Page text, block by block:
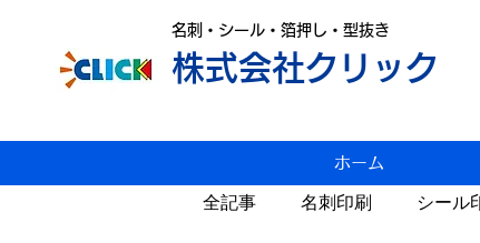
名刺・シール・箔押し・型抜き
株式会社クリック
ホーム
全記事 名刺印刷 シール